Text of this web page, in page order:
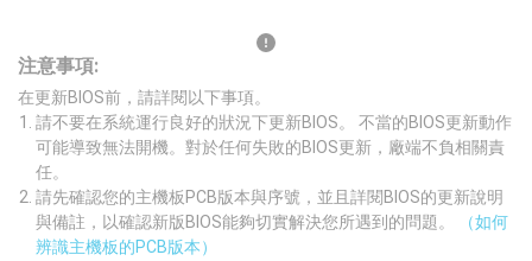
注意事項:
在更新BIOS前，請詳閱以下事項。
請不要在系統運行良好的狀況下更新BIOS。 不當的BIOS更新動作
可能導致無法開機。對於任何失敗的BIOS更新，廠端不負相關責
任。
請先確認您的主機板PCB版本與序號，並且詳閱BIOS的更新說明
與備註，以確認新版BIOS能夠切實解決您所遇到的問題。
（如何
辨識主機板的PCB版本）